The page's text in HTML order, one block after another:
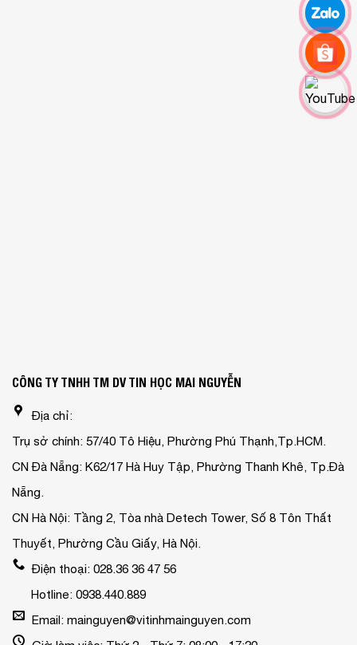
CÔNG TY TNHH TM DV TIN HỌC MAI NGUYỄN
Địa chỉ:
Trụ sở chính: 57/40 Tô Hiệu, Phường Phú Thạnh,Tp.HCM.
CN Đà Nẵng: K62/17 Hà Huy Tập, Phường Thanh Khê, Tp.Đà
Nẵng.
CN Hà Nội: Tầng 2, Tòa nhà Detech Tower, Số 8 Tôn Thất
Thuyết, Phường Cầu Giấy, Hà Nội.
Điện thoại: 028.36 36 47 56
Hotline: 0938.440.889
Email: mainguyen@vitinhmainguyen.com